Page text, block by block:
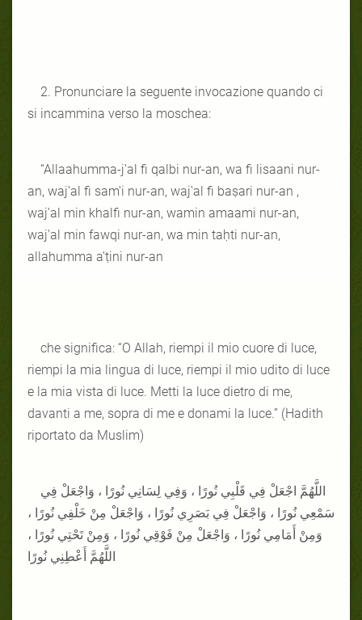
2. Pronunciare la seguente invocazione quando ci
si incammina verso la moschea:
“Allaahumma-j‛al fi qalbi nur-an, wa fi lisaani nur-
an, waj‛al fi sam‛i nur-an, waj‛al fi baṣari nur-an ,
waj‛al min khalfi nur-an, wamin amaami nur-an,
waj‛al min fawqi nur-an, wa min taḥti nur-an,
allahumma a‛ṭini nur-an
che significa: “O Allah, riempi il mio cuore di luce,
riempi la mia lingua di luce, riempi il mio udito di luce
e la mia vista di luce. Metti la luce dietro di me,
davanti a me, sopra di me e donami la luce.” (Hadith
riportato da Muslim)
اللَّهُمَّ اجْعَلْ فِي قَلْبِي نُورًا ، وَفِي لِسَانِي نُورًا ، وَاجْعَلْ فِي
سَمْعِي نُورًا ، وَاجْعَلْ فِي بَصَرِي نُورًا ، وَاجْعَلْ مِنْ خَلْفِي نُورًا ،
وَمِنْ أَمَامِي نُورًا ، وَاجْعَلْ مِنْ فَوْقِي نُورًا ، وَمِنْ تَحْتِي نُورًا ،
اللَّهُمَّ أَعْطِنِي نُورًا